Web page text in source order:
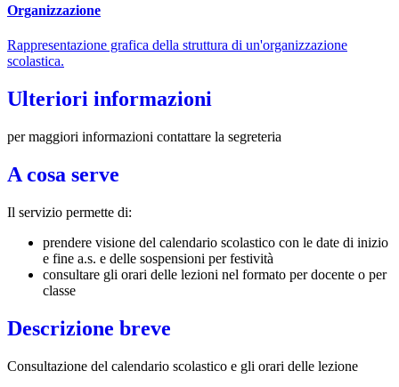
Organizzazione
Rappresentazione grafica della struttura di un'organizzazione
scolastica.
Ulteriori informazioni
per maggiori informazioni contattare la segreteria
A cosa serve
Il servizio permette di:
prendere visione del calendario scolastico con le date di inizio
e fine a.s. e delle sospensioni per festività
consultare gli orari delle lezioni nel formato per docente o per
classe
Descrizione breve
Consultazione del calendario scolastico e gli orari delle lezione